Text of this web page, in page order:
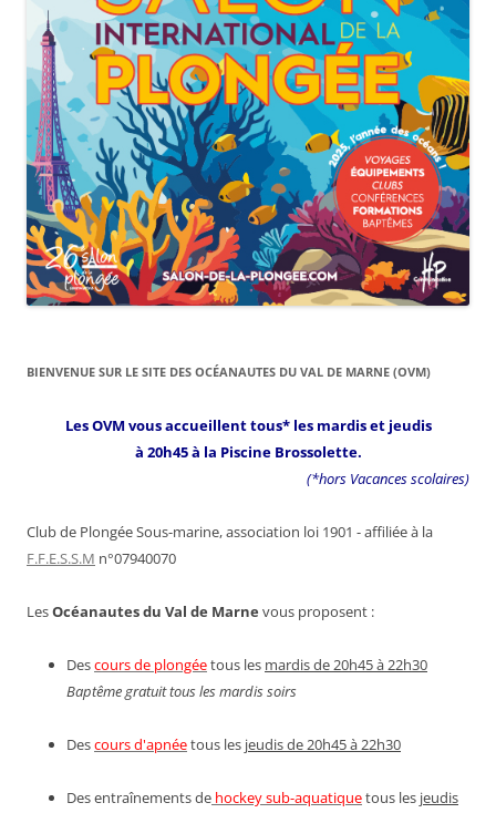
BIENVENUE SUR LE SITE DES OCÉANAUTES DU VAL DE MARNE (OVM)
Les OVM vous accueillent tous* les mardis et jeudis
à 20h45 à la Piscine Brossolette.
(*hors Vacances scolaires)
Club de Plongée Sous-marine, association loi 1901 - affiliée à la
F.F.E.S.S.M n°07940070
LesOcéanautes du Val de Marne vous proposent :
Descours de plongéetous les mardis de 20h45 à 22h30
Baptême gratuit tous les mardis soirs
Descours d'apnéetous les jeudis de 20h45 à 22h30
Des entraînements de hockey sub-aquatiquetous les jeudis